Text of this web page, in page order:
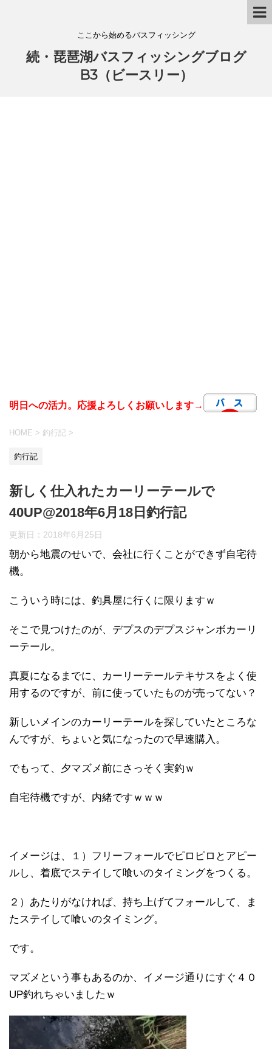
ここから始めるバスフィッシング
続・琵琶湖バスフィッシングブログ
B3（ビースリー）
明日への活力。応援よろしくお願いします→
HOME > 釣行記 >
釣行記
新しく仕入れたカーリーテールで
40UP@2018年6月18日釣行記
更新日： 2018年6月25日
朝から地震のせいで、会社に行くことができず自宅待
機。
こういう時には、釣具屋に行くに限りますｗ
そこで見つけたのが、デプスのデプスジャンボカーリ
ーテール。
真夏になるまでに、カーリーテールテキサスをよく使
用するのですが、前に使っていたものが売ってない？
新しいメインのカーリーテールを探していたところな
んですが、ちょいと気になったので早速購入。
でもって、夕マズメ前にさっそく実釣ｗ
自宅待機ですが、内緒ですｗｗｗ
イメージは、１）フリーフォールでピロピロとアピー
ルし、着底でステイして喰いのタイミングをつくる。
２）あたりがなければ、持ち上げてフォールして、ま
たステイして喰いのタイミング。
です。
マズメという事もあるのか、イメージ通りにすぐ４０
UP釣れちゃいましたｗ